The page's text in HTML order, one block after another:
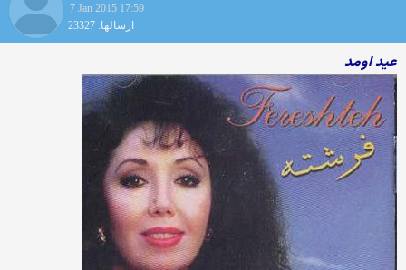
7 Jan 2015 17:59
ارسالها: 23327
عید اومد